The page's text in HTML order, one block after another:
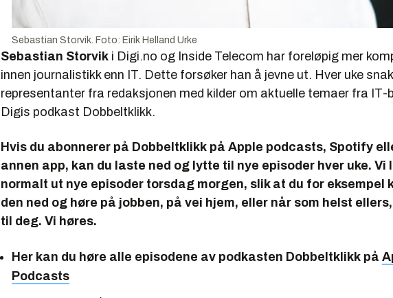
Sebastian Storvik. Foto: Eirik Helland Urke
Sebastian Storvik i Digi.no og Inside Telecom har foreløpig mer
innen journalistikk enn IT. Dette forsøker han å jevne ut. Hver uke
representanter fra redaksjonen med kilder om aktuelle temaer fra IT-
Digis podkast Dobbeltklikk.
Hvis du abonnerer på Dobbeltklikk på Apple podcasts, Spotify
annen app, kan du laste ned og lytte til nye episoder hver uke. Vi
normalt ut nye episoder torsdag morgen, slik at du for eksempel
den ned og høre på jobben, på vei hjem, eller når som helst
til deg. Vi høres.
Her kan du høre alle episodene av podkasten Dobbeltklikk på
Podcasts